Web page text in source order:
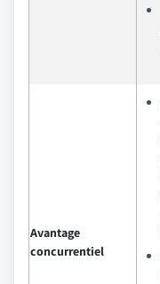
Avantage
concurrentiel